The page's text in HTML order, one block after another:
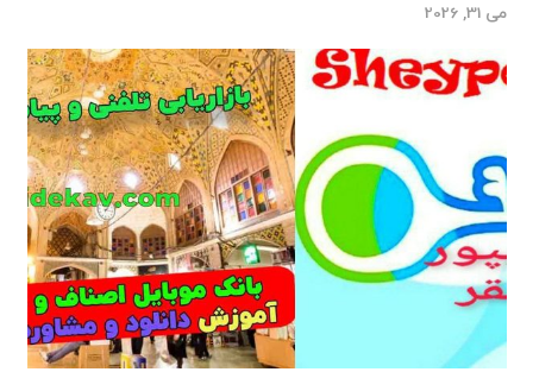
می 31, 2026